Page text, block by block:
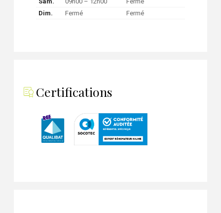
Dim.
Fermé Fermé
Certifications